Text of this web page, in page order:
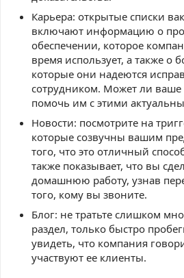
Карьера: открытые списки
включают информацию о
обеспечении, которое
время использует, а также о
которые они надеются
сотрудником. Может ли
помочь им с этими
Новости: посмотрите на
которые созвучны вашим
того, что это отличный
также показывает, что вы
домашнюю работу, узнав
того, кому вы звоните.
Блог: не тратьте слишком
раздел, только быстро
увидеть, что компания
участвуют ее клиенты.